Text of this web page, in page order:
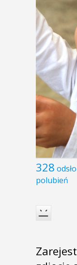
328
polubień